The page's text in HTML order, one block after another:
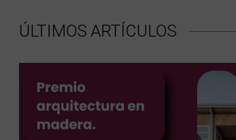
ÚLTIMOS ARTÍCULOS